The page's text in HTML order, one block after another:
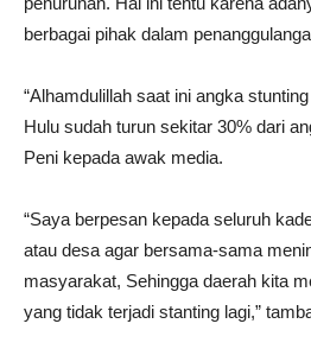
berbagai pihak dalam
“Alhamdulillah saat ini angka
Hulu sudah turun sekitar 30% dari
Peni kepada awak media.
“Saya berpesan kepada seluruh
atau desa agar bersama-sama
masyarakat, Sehingga daerah kita
yang tidak terjadi stanting lagi,”